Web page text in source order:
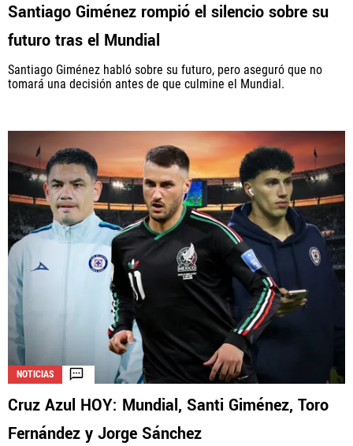
Santiago Giménez rompió el silencio sobre su
futuro tras el Mundial
Santiago Giménez habló sobre su futuro, pero aseguró que no
tomará una decisión antes de que culmine el Mundial.
NOTICIAS
Cruz Azul HOY: Mundial, Santi Giménez, Toro
Fernández y Jorge Sánchez